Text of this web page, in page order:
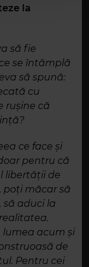
la
să fie
se întâmplă
să spună:
cu
rușine că
ce face și
pentru că
libertății de
poți măcar să
aduci la
lumea acum și
de
Pentru cei